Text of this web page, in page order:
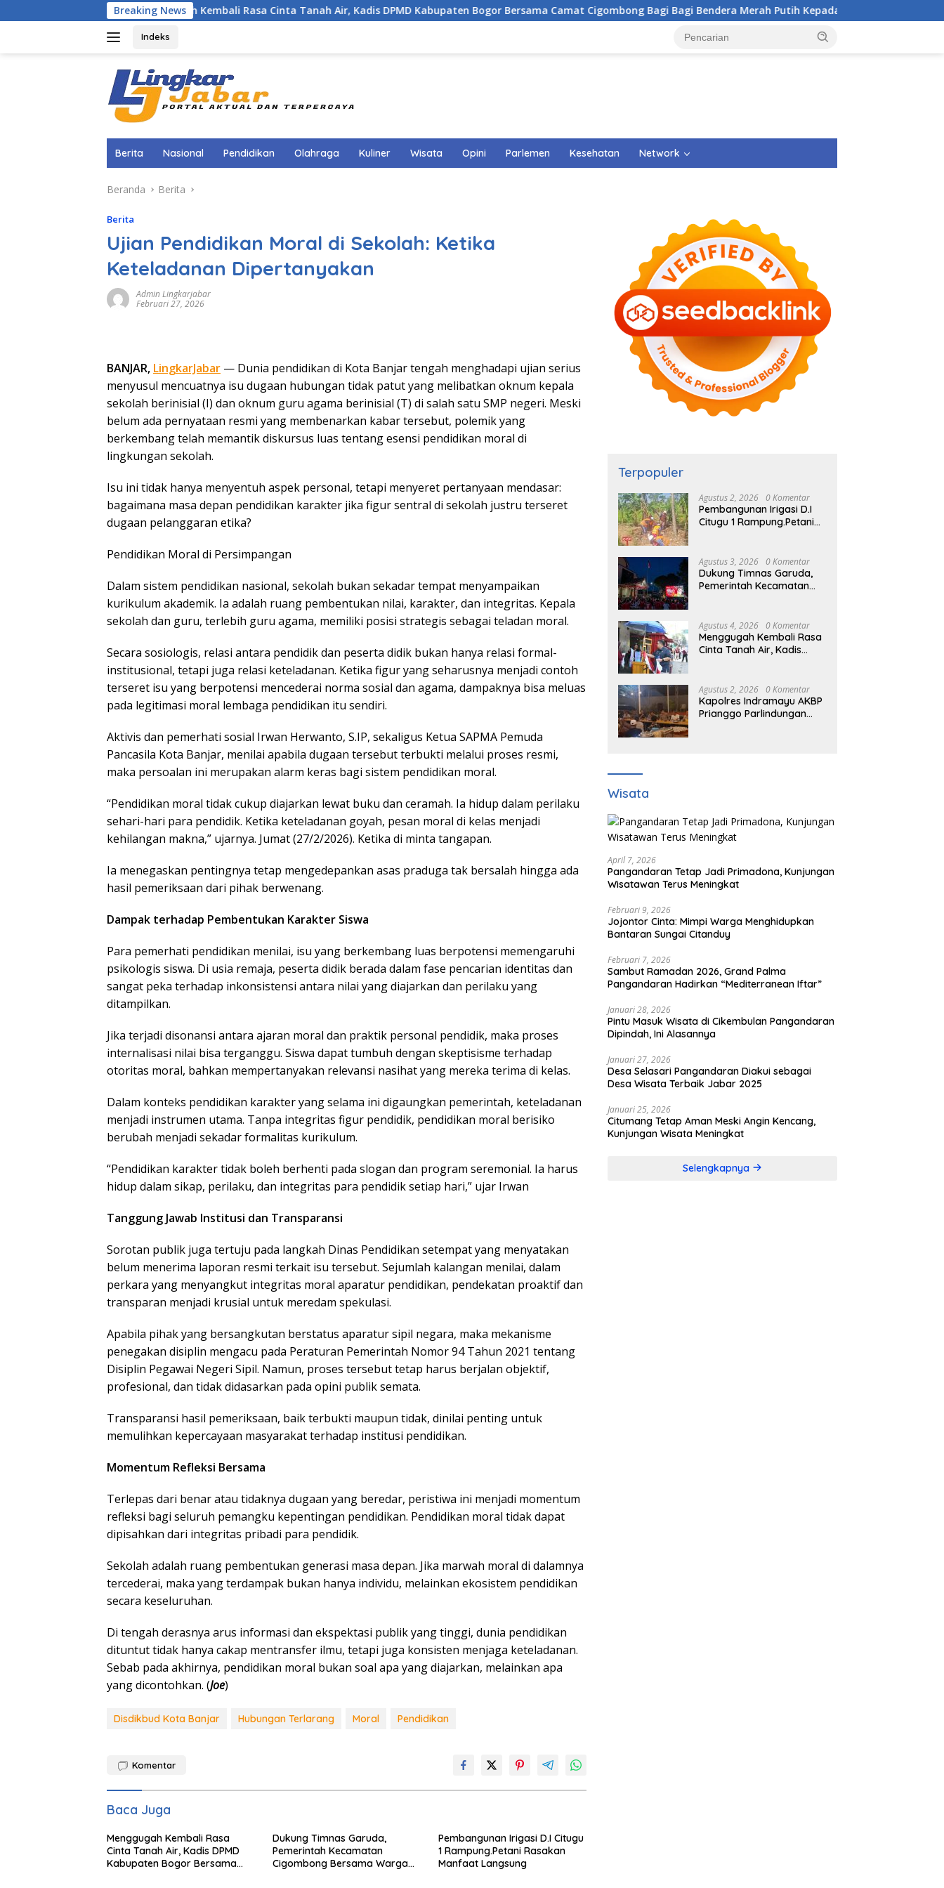
ke
Breaking News
Menggugah Kembali Rasa Cinta Tanah Air, Kadis DPMD Kabupaten Bogor Bersama Camat Cigombong Bagi Bagi Bendera Merah Putih Kepada Masyarakat Dan Pengguna Jalan.
Indeks
Berita Nasional Pendidikan Olahraga Kuliner Wisata Opini Parlemen Kesehatan Network
Beranda Berita
Berita
Ujian Pendidikan Moral di Sekolah: Ketika
Keteladanan Dipertanyakan
Admin Lingkarjabar
Februari 27, 2026
BANJAR, LingkarJabar — Dunia pendidikan di Kota Banjar tengah menghadapi ujian serius
menyusul mencuatnya isu dugaan hubungan tidak patut yang melibatkan oknum kepala
sekolah berinisial (I) dan oknum guru agama berinisial (T) di salah satu SMP negeri. Meski
belum ada pernyataan resmi yang membenarkan kabar tersebut, polemik yang
berkembang telah memantik diskursus luas tentang esensi pendidikan moral di
lingkungan sekolah.
Isu ini tidak hanya menyentuh aspek personal, tetapi menyeret pertanyaan mendasar:
bagaimana masa depan pendidikan karakter jika figur sentral di sekolah justru terseret
dugaan pelanggaran etika?
Pendidikan Moral di Persimpangan
Dalam sistem pendidikan nasional, sekolah bukan sekadar tempat menyampaikan
kurikulum akademik. Ia adalah ruang pembentukan nilai, karakter, dan integritas. Kepala
sekolah dan guru, terlebih guru agama, memiliki posisi strategis sebagai teladan moral.
Secara sosiologis, relasi antara pendidik dan peserta didik bukan hanya relasi formal-
institusional, tetapi juga relasi keteladanan. Ketika figur yang seharusnya menjadi contoh
terseret isu yang berpotensi mencederai norma sosial dan agama, dampaknya bisa meluas
pada legitimasi moral lembaga pendidikan itu sendiri.
Aktivis dan pemerhati sosial Irwan Herwanto, S.IP, sekaligus Ketua SAPMA Pemuda
Pancasila Kota Banjar, menilai apabila dugaan tersebut terbukti melalui proses resmi,
maka persoalan ini merupakan alarm keras bagi sistem pendidikan moral.
“Pendidikan moral tidak cukup diajarkan lewat buku dan ceramah. Ia hidup dalam perilaku
sehari-hari para pendidik. Ketika keteladanan goyah, pesan moral di kelas menjadi
kehilangan makna,” ujarnya. Jumat (27/2/2026). Ketika di minta tangapan.
Ia menegaskan pentingnya tetap mengedepankan asas praduga tak bersalah hingga ada
hasil pemeriksaan dari pihak berwenang.
Dampak terhadap Pembentukan Karakter Siswa
Para pemerhati pendidikan menilai, isu yang berkembang luas berpotensi memengaruhi
psikologis siswa. Di usia remaja, peserta didik berada dalam fase pencarian identitas dan
sangat peka terhadap inkonsistensi antara nilai yang diajarkan dan perilaku yang
ditampilkan.
Jika terjadi disonansi antara ajaran moral dan praktik personal pendidik, maka proses
internalisasi nilai bisa terganggu. Siswa dapat tumbuh dengan skeptisisme terhadap
otoritas moral, bahkan mempertanyakan relevansi nasihat yang mereka terima di kelas.
Dalam konteks pendidikan karakter yang selama ini digaungkan pemerintah, keteladanan
menjadi instrumen utama. Tanpa integritas figur pendidik, pendidikan moral berisiko
berubah menjadi sekadar formalitas kurikulum.
“Pendidikan karakter tidak boleh berhenti pada slogan dan program seremonial. Ia harus
hidup dalam sikap, perilaku, dan integritas para pendidik setiap hari,” ujar Irwan
Tanggung Jawab Institusi dan Transparansi
Sorotan publik juga tertuju pada langkah Dinas Pendidikan setempat yang menyatakan
belum menerima laporan resmi terkait isu tersebut. Sejumlah kalangan menilai, dalam
perkara yang menyangkut integritas moral aparatur pendidikan, pendekatan proaktif dan
transparan menjadi krusial untuk meredam spekulasi.
Apabila pihak yang bersangkutan berstatus aparatur sipil negara, maka mekanisme
penegakan disiplin mengacu pada Peraturan Pemerintah Nomor 94 Tahun 2021 tentang
Disiplin Pegawai Negeri Sipil. Namun, proses tersebut tetap harus berjalan objektif,
profesional, dan tidak didasarkan pada opini publik semata.
Transparansi hasil pemeriksaan, baik terbukti maupun tidak, dinilai penting untuk
memulihkan kepercayaan masyarakat terhadap institusi pendidikan.
Momentum Refleksi Bersama
Terlepas dari benar atau tidaknya dugaan yang beredar, peristiwa ini menjadi momentum
refleksi bagi seluruh pemangku kepentingan pendidikan. Pendidikan moral tidak dapat
dipisahkan dari integritas pribadi para pendidik.
Sekolah adalah ruang pembentukan generasi masa depan. Jika marwah moral di dalamnya
tercederai, maka yang terdampak bukan hanya individu, melainkan ekosistem pendidikan
secara keseluruhan.
Di tengah derasnya arus informasi dan ekspektasi publik yang tinggi, dunia pendidikan
dituntut tidak hanya cakap mentransfer ilmu, tetapi juga konsisten menjaga keteladanan.
Sebab pada akhirnya, pendidikan moral bukan soal apa yang diajarkan, melainkan apa
yang dicontohkan. (Joe)
Disdikbud Kota Banjar Hubungan Terlarang Moral Pendidikan
Komentar
Baca Juga
Menggugah Kembali Rasa
Cinta Tanah Air, Kadis DPMD
Kabupaten Bogor Bersama
Dukung Timnas Garuda,
Pemerintah Kecamatan
Cigombong Bersama Warga
Pembangunan Irigasi D.I Citugu
1 Rampung.Petani Rasakan
Manfaat Langsung
Terpopuler
Agustus 2, 2026 0 Komentar
Pembangunan Irigasi D.I
Citugu 1 Rampung.Petani
Agustus 3, 2026 0 Komentar
Dukung Timnas Garuda,
Pemerintah Kecamatan
Agustus 4, 2026 0 Komentar
Menggugah Kembali Rasa
Cinta Tanah Air, Kadis
Cigombong Bagi Bagi
Bendera Merah Putih
Kepada Masyarakat Dan
Agustus 2, 2026 0 Komentar
Kapolres Indramayu AKBP
Prianggo Parlindungan
Wisata
April 7, 2026
Pangandaran Tetap Jadi Primadona, Kunjungan
Wisatawan Terus Meningkat
Februari 9, 2026
Jojontor Cinta: Mimpi Warga Menghidupkan
Bantaran Sungai Citanduy
Februari 7, 2026
Sambut Ramadan 2026, Grand Palma
Pangandaran Hadirkan “Mediterranean Iftar”
Januari 28, 2026
Pintu Masuk Wisata di Cikembulan Pangandaran
Dipindah, Ini Alasannya
Januari 27, 2026
Desa Selasari Pangandaran Diakui sebagai
Desa Wisata Terbaik Jabar 2025
Januari 25, 2026
Citumang Tetap Aman Meski Angin Kencang,
Kunjungan Wisata Meningkat
Selengkapnya